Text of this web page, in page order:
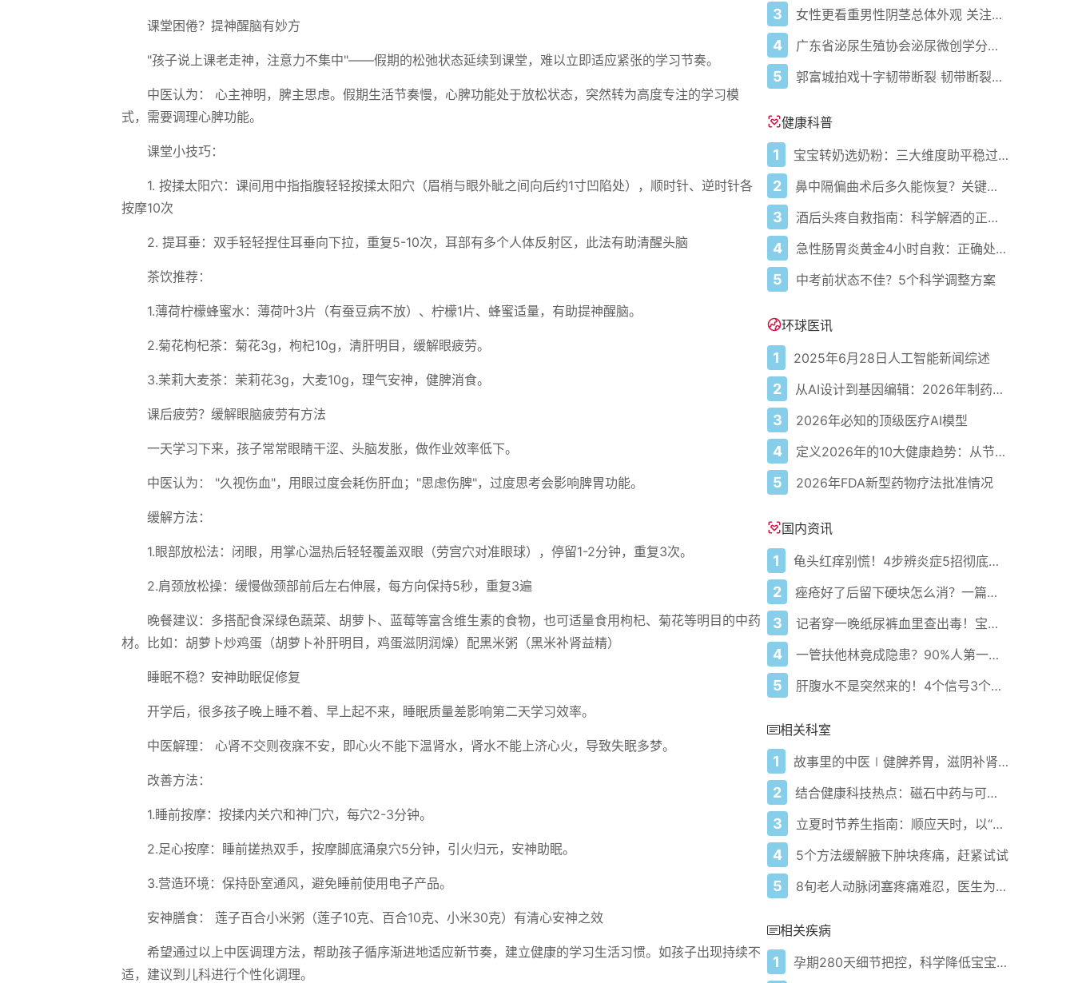
课堂困倦？提神醒脑有妙方
"孩子说上课老走神，注意力不集中"——假期的松弛状态延续到课堂，难以立即适应紧张的学习节奏。
中医认为： 心主神明，脾主思虑。假期生活节奏慢，心脾功能处于放松状态，突然转为高度专注的学习模
式，需要调理心脾功能。
课堂小技巧：
1. 按揉太阳穴：课间用中指指腹轻轻按揉太阳穴（眉梢与眼外眦之间向后约1寸凹陷处），顺时针、逆时针各
按摩10次
2. 提耳垂：双手轻轻捏住耳垂向下拉，重复5-10次，耳部有多个人体反射区，此法有助清醒头脑
茶饮推荐：
1.薄荷柠檬蜂蜜水：薄荷叶3片（有蚕豆病不放）、柠檬1片、蜂蜜适量，有助提神醒脑。
2.菊花枸杞茶：菊花3g，枸杞10g，清肝明目，缓解眼疲劳。
3.茉莉大麦茶：茉莉花3g，大麦10g，理气安神，健脾消食。
课后疲劳？缓解眼脑疲劳有方法
一天学习下来，孩子常常眼睛干涩、头脑发胀，做作业效率低下。
中医认为： "久视伤血"，用眼过度会耗伤肝血；"思虑伤脾"，过度思考会影响脾胃功能。
缓解方法：
1.眼部放松法：闭眼，用掌心温热后轻轻覆盖双眼（劳宫穴对准眼球），停留1-2分钟，重复3次。
2.肩颈放松操：缓慢做颈部前后左右伸展，每方向保持5秒，重复3遍
晚餐建议：多搭配食深绿色蔬菜、胡萝卜、蓝莓等富含维生素的食物，也可适量食用枸杞、菊花等明目的中药
材。比如：胡萝卜炒鸡蛋（胡萝卜补肝明目，鸡蛋滋阴润燥）配黑米粥（黑米补肾益精）
睡眠不稳？安神助眠促修复
开学后，很多孩子晚上睡不着、早上起不来，睡眠质量差影响第二天学习效率。
中医解理： 心肾不交则夜寐不安，即心火不能下温肾水，肾水不能上济心火，导致失眠多梦。
改善方法：
1.睡前按摩：按揉内关穴和神门穴，每穴2-3分钟。
2.足心按摩：睡前搓热双手，按摩脚底涌泉穴5分钟，引火归元，安神助眠。
3.营造环境：保持卧室通风，避免睡前使用电子产品。
安神膳食： 莲子百合小米粥（莲子10克、百合10克、小米30克）有清心安神之效
希望通过以上中医调理方法，帮助孩子循序渐进地适应新节奏，建立健康的学习生活习惯。如孩子出现持续不
适，建议到儿科进行个性化调理。
3 女性更看重男性阴茎总体外观 关注男性生殖器健康
4 广东省泌尿生殖协会泌尿微创学分会正式成立
5 郭富城拍戏十字韧带断裂 韧带断裂需实施重建术
健康科普
1 宝宝转奶选奶粉：三大维度助平稳过渡
2 鼻中隔偏曲术后多久能恢复？关键看这几点
3 酒后头疼自救指南：科学解酒的正确打开方式
4 急性肠胃炎黄金4小时自救：正确处置与误区避坑关键
5 中考前状态不佳？5个科学调整方案
环球医讯
1 2025年6月28日人工智能新闻综述
2 从AI设计到基因编辑：2026年制药领域重大突破
3 2026年必知的顶级医疗AI模型
4 定义2026年的10大健康趋势：从节律健康到冷热交替疗法
5 2026年FDA新型药物疗法批准情况
国内资讯
1 龟头红痒别慌！4步辨炎症5招彻底防复发
2 痤疮好了后留下硬块怎么消？一篇给你讲明白！
3 记者穿一晚纸尿裤血里查出毒！宝宝血液浓度竟是成人的5倍？
4 一管扶他林竟成隐患？90%人第一步就错了！
5 肝腹水不是突然来的！4个信号3个管理要点别等肚子鼓起来
相关科室
1 故事里的中医∣健脾养胃，滋阴补肾……这款秋冬食补佳品，不妨做给家人吃
2 结合健康科技热点：磁石中药与可穿戴设备的奇妙结合
3 立夏时节养生指南：顺应天时，以“心”为本的初夏调养
4 5个方法缓解腋下肿块疼痛，赶紧试试
5 8旬老人动脉闭塞疼痛难忍，医生为其疏通扩张免遭截肢
相关疾病
1 孕期280天细节把控，科学降低宝宝脑瘫风险